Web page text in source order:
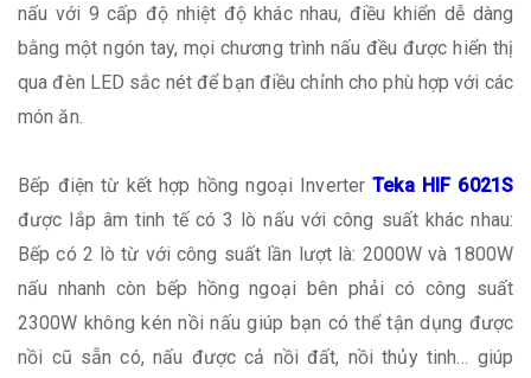
nấu với 9 cấp độ nhiệt độ khác nhau, điều khiển dễ dàng
bằng một ngón tay, mọi chương trình nấu đều được hiển thị
qua đèn LED sắc nét để bạn điều chỉnh cho phù hợp với các
món ăn.
Bếp điện từ kết hợp hồng ngoại Inverter Teka HIF 6021S
được lắp âm tinh tế có 3 lò nấu với công suất khác nhau:
Bếp có 2 lò từ với công suất lần lượt là: 2000W và 1800W
nấu nhanh còn bếp hồng ngoại bên phải có công suất
2300W không kén nồi nấu giúp bạn có thể tận dụng được
nồi cũ sẵn có, nấu được cả nồi đất, nồi thủy tinh… giúp